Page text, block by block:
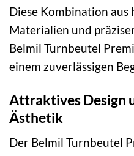
Diese Kombination aus
Materialien und
Belmil Turnbeutel
einem zuverlässigen
Attraktives Design
Ästhetik
Der Belmil Turnbeutel